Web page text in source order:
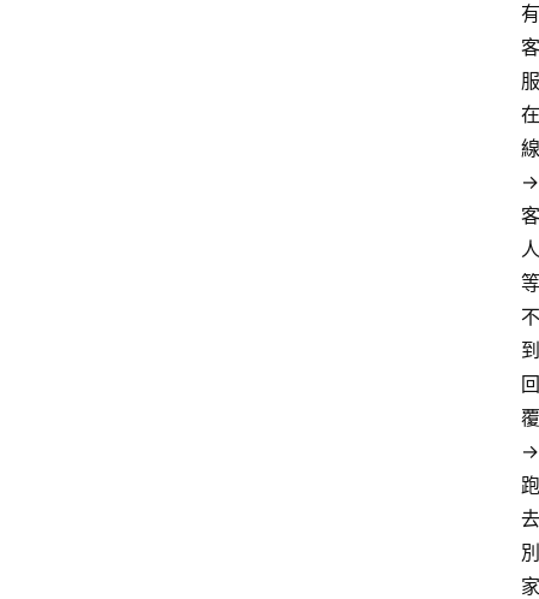
有
客
服
在
線
→
客
人
等
不
到
回
覆
→
跑
去
別
家